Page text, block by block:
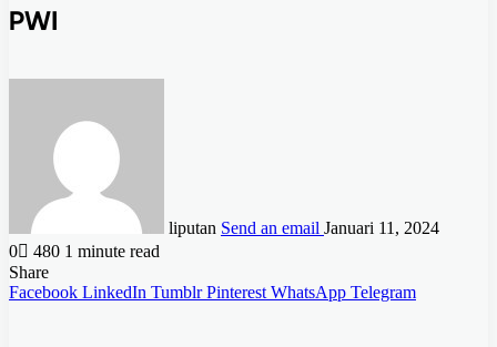
PWI
liputan Send an email Januari 11, 2024
0
480 1 minute read
Share
Facebook LinkedIn Tumblr Pinterest WhatsApp Telegram